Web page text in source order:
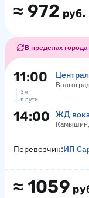
≈ 972 руб.
В пределах города
11:00
3 ч
в пути
14:00 ЖД
Камышин,
≈ 1059
Перевозчик:ИП